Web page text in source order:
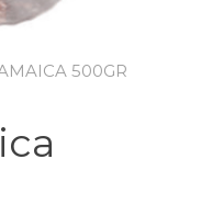
500GR